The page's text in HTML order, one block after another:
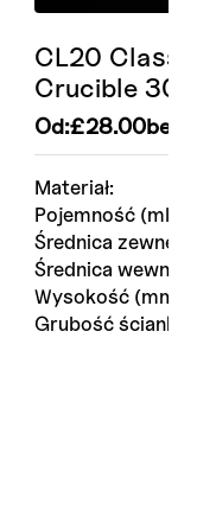
Materiał:
Pojemność (ml):
Średnica
Średnica
Wysokość (mm):
Grubość ścianki
CL20
Crucible
Od:£28.00bez